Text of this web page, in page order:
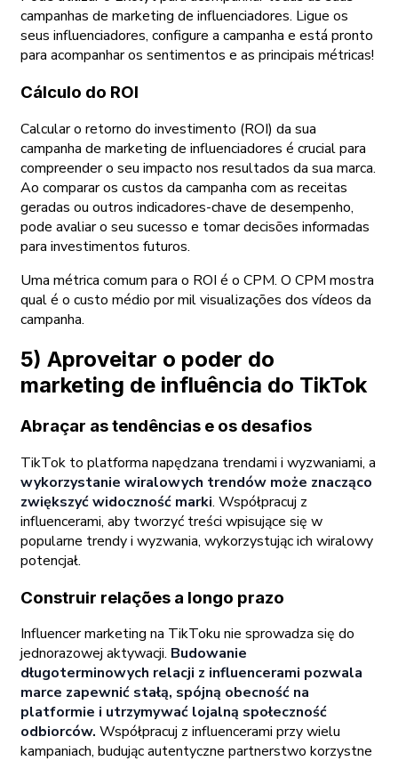
campanhas de marketing de influenciadores. Ligue os
seus influenciadores, configure a campanha e está pronto
para acompanhar os sentimentos e as principais métricas!
Cálculo do ROI
Calcular o retorno do investimento (ROI) da sua
campanha de marketing de influenciadores é crucial para
compreender o seu impacto nos resultados da sua marca.
Ao comparar os custos da campanha com as receitas
geradas ou outros indicadores-chave de desempenho,
pode avaliar o seu sucesso e tomar decisões informadas
para investimentos futuros.
Uma métrica comum para o ROI é o CPM. O CPM mostra
qual é o custo médio por mil visualizações dos vídeos da
campanha.
5) Aproveitar o poder do
marketing de influência do TikTok
Abraçar as tendências e os desafios
TikTok to platforma napędzana trendami i wyzwaniami, a
wykorzystanie wiralowych trendów może znacząco
zwiększyć widoczność marki. Współpracuj z
influencerami, aby tworzyć treści wpisujące się w
popularne trendy i wyzwania, wykorzystując ich wiralowy
potencjał.
Construir relações a longo prazo
Influencer marketing na TikToku nie sprowadza się do
jednorazowej aktywacji. Budowanie
długoterminowych relacji z influencerami pozwala
marce zapewnić stałą, spójną obecność na
platformie i utrzymywać lojalną społeczność
odbiorców. Współpracuj z influencerami przy wielu
kampaniach, budując autentyczne partnerstwo korzystne